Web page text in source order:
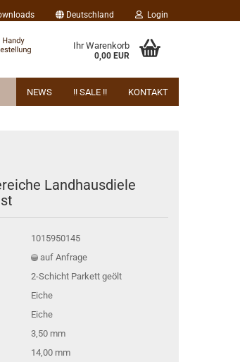
Deutschland Login
Ihr Warenkorb
0,00 EUR
NEWS !! SALE !! KONTAKT
Land­haus­die­le
1015950145
auf Anfrage
2-Schicht Parkett geölt
Eiche
Eiche
3,50 mm
14,00 mm